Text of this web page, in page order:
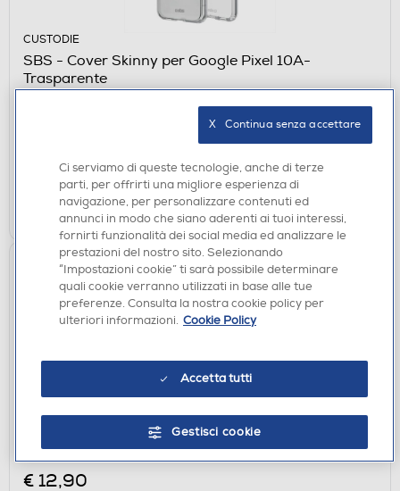
CUSTODIE
SBS - Cover Skinny per Google Pixel 10A-
Trasparente
Ritiro in negozio in 30' gratuito:verifica
AGGIUNGI
CUSTODIE
SBS - Cover Skinny per Honor 400 Pro-
Trasparente
€ 12,90
Ci serviamo di queste tecnologie, anche di terze
parti, per offrirti una migliore esperienza di
navigazione, per personalizzare contenuti ed
annunci in modo che siano aderenti ai tuoi interessi,
fornirti funzionalità dei social media ed analizzare le
prestazioni del nostro sito. Selezionando
“Impostazioni cookie” ti sarà possibile determinare
quali cookie verranno utilizzati in base alle tue
preferenze. Consulta la nostra cookie policy per
ulteriori informazioni. Cookie Policy
Accetta tutti
Gestisci cookie
X   Continua senza accettare